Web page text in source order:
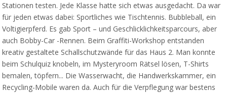
Stationen testen. Jede Klasse hatte sich etwas ausgedacht. Da war
für jeden etwas dabei: Sportliches wie Tischtennis. Bubbleball, ein
Voltigierpferd. Es gab Sport – und Geschlicklichkeitsparcours, aber
auch Bobby-Car -Rennen. Beim Graffiti-Workshop entstanden
kreativ gestaltete Schallschutzwände für das Haus 2. Man konnte
beim Schulquiz knobeln, im Mysteryroom Rätsel lösen, T-Shirts
bemalen, töpfern... Die Wasserwacht, die Handwerkskammer, ein
Recycling-Mobile waren da. Auch für die Verpflegung war bestens